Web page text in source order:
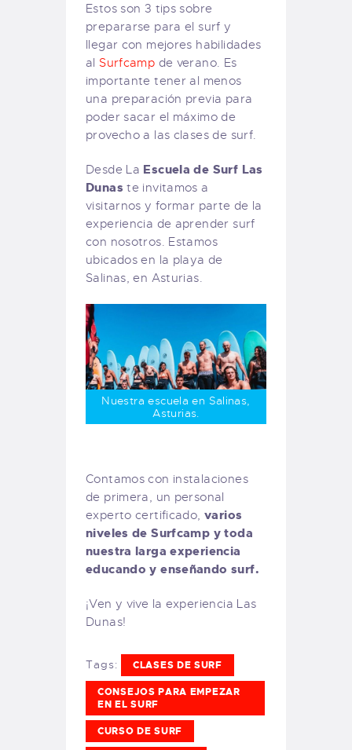
Estos son 3 tips sobre
prepararse para el surf y
llegar con mejores habilidades
alSurfcamp de verano. Es
importante tener al menos
una preparación previa para
poder sacar el máximo de
provecho a las clases de surf.
Desde La Escuela de Surf Las
Dunas te invitamos a
visitarnos y formar parte de la
experiencia de aprender surf
con nosotros. Estamos
ubicados en la playa de
Salinas, en Asturias.
Nuestra escuela en Salinas,
Asturias.
Contamos con instalaciones
de primera, un personal
experto certificado, varios
niveles de Surfcamp y toda
nuestra larga experiencia
educando y enseñando surf.
¡Ven y vive la experiencia Las
Dunas!
Tags: CLASES DE SURF
CONSEJOS PARA EMPEZAR
EN EL SURF
CURSO DE SURF